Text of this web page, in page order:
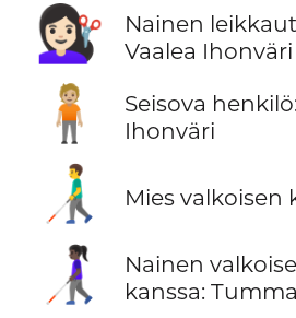
💇🏻‍♀️
Nainen
Vaalea Ihonväri
🧍🏼
Seisova
Ihonväri
👨‍🦯 Mies valkoisen
👩🏿‍🦯
Nainen
kanssa: